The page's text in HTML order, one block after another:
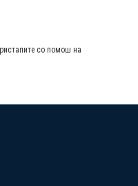
со помош на